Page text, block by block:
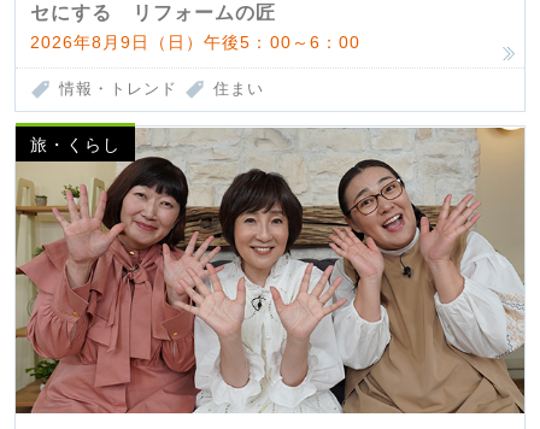
セにする リフォームの匠
2026年8月9日（日）午後5：00～6：00
情報・トレンド 住まい
旅・くらし